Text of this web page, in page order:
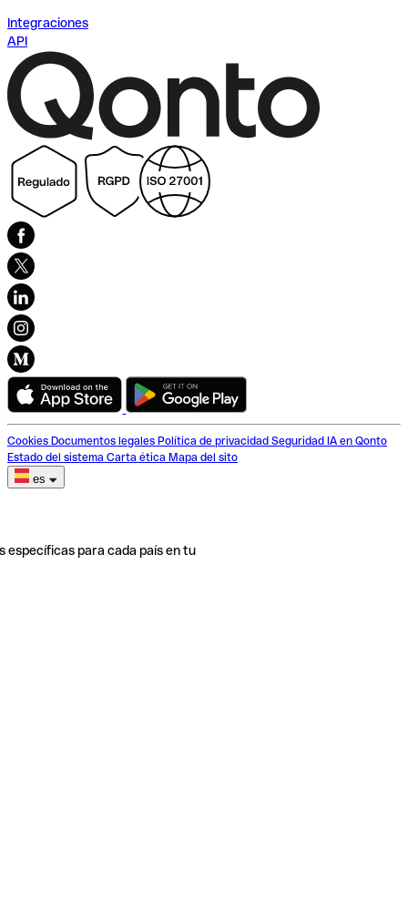
Integraciones
API
Cookies Documentos legales Política de privacidad Seguridad IA en Qonto
Estado del sistema Carta ética Mapa del sito
es
específicas para cada país en tu